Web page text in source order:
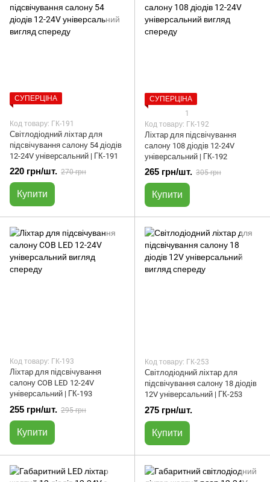
СУПЕРЦІНА
Код товару: ГК-191
Світлодіодний ліхтар для
підсвічування салону 54 діодів
12-24V універсальний | ГК-191
220 грн/шт. 270 грн
Купити
СУПЕРЦІНА
1
Код товару: ГК-192
Ліхтар для підсвічування
салону 108 діодів 12-24V
універсальний | ГК-192
265 грн/шт. 305 грн
Купити
Код товару: ГК-193
Ліхтар для підсвічування
салону COB LED 12-24V
універсальний | ГК-193
255 грн/шт. 295 грн
Купити
Код товару: ГК-253
Світлодіодний ліхтар для
підсвічування салону 18 діодів
12V універсальний | ГК-253
275 грн/шт.
Купити